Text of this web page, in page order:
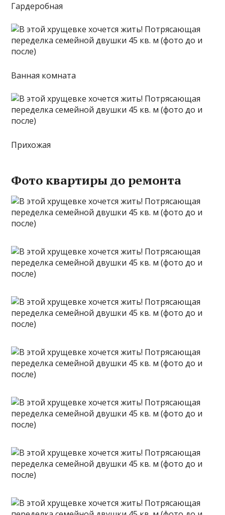
Гардеробная
Ванная комната
Прихожая
Фото квартиры до ремонта